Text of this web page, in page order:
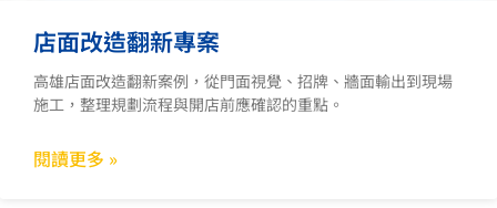
店面改造翻新專案
高雄店面改造翻新案例，從門面視覺、招牌、牆面輸出到現場
施工，整理規劃流程與開店前應確認的重點。
閱讀更多 »